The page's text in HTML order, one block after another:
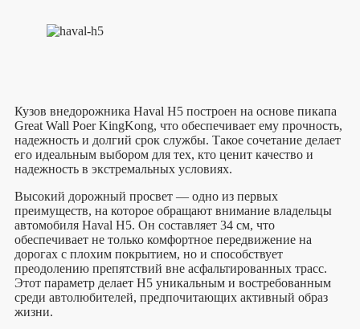
Кузов внедорожника Haval H5 построен на основе пикапа
Great Wall Poer KingKong, что обеспечивает ему прочность,
надежность и долгий срок службы. Такое сочетание делает
его идеальным выбором для тех, кто ценит качество и
надежность в экстремальных условиях.
Высокий дорожный просвет — одно из первых
преимуществ, на которое обращают внимание владельцы
автомобиля Haval H5. Он составляет 34 см, что
обеспечивает не только комфортное передвижение на
дорогах с плохим покрытием, но и способствует
преодолению препятствий вне асфальтированных трасс.
Этот параметр делает H5 уникальным и востребованным
среди автолюбителей, предпочитающих активный образ
жизни.